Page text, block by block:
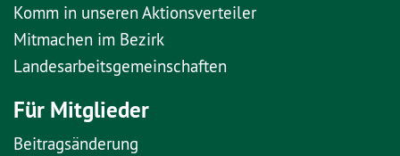
Komm in unseren Aktionsverteiler
Mitmachen im Bezirk
Landesarbeitsgemeinschaften
Für Mitglieder
Beitragsänderung